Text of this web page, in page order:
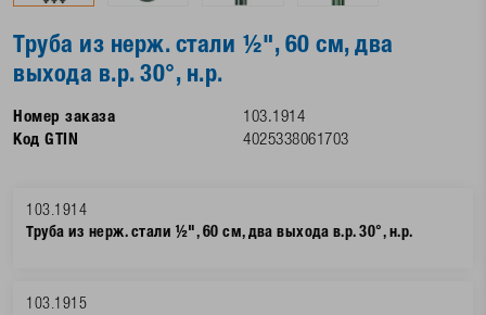
Труба из нерж. стали ½", 60 см, два
выхода в.р. 30°, н.р.
Номер заказа
103.1914
Код GTIN
4025338061703
103.1914
Труба из нерж. стали ½", 60 см, два выхода в.р. 30°, н.р.
103.1915